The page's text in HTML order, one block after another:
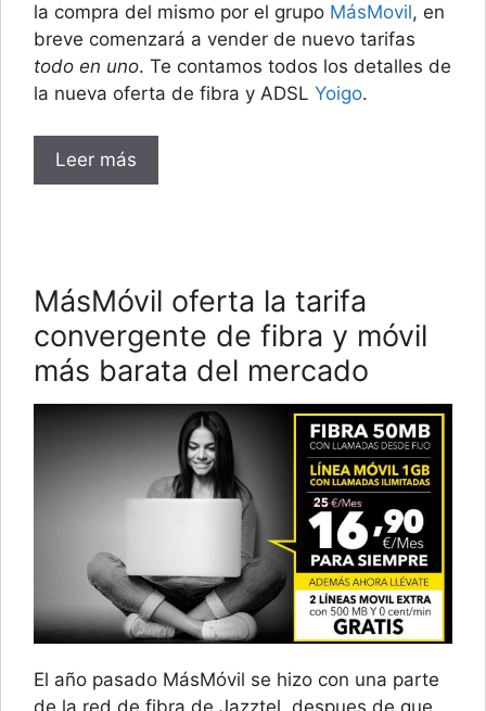
la compra del mismo por el grupo MásMovil, en
breve comenzará a vender de nuevo tarifas
todo en uno. Te contamos todos los detalles de
la nueva oferta de fibra y ADSL Yoigo.
Leer más
MásMóvil oferta la tarifa
convergente de fibra y móvil
más barata del mercado
El año pasado MásMóvil se hizo con una parte
de la red de fibra de Jazztel, despues de que